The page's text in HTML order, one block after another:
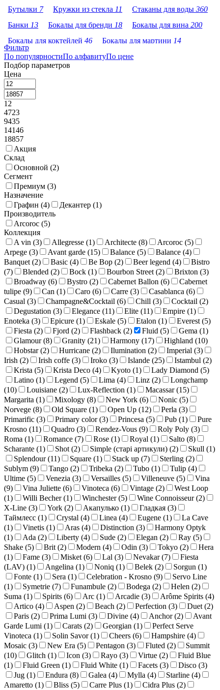
Бутылки 7 Кружки из стекла 11 Стаканы для воды 360
Банки 13 Бокалы для бренди 18 Бокалы для вина 200
Бокалы для коктейлей 46 Бокалы для мартини 14
Бокалы для пива 51 Бокалы для шампанского
Кувшины и графины
Стопки и рюмки
Фильтр
По популярностиПо алфавитуПо цене
Подбор параметров
Цена
12
4723
9435
14146
18857
Акция
Склад
Основной (2)
Сегмент
Премиум (3)
Назначение
Графин (4) Декантер (1)
Производитель
Arcoroc (5)
Коллекция
A vin (3) Allegresse (1) Architecte (8) Arcoroc (5)
Arpege (3) Avant garde (15) Balance (5) Balance (4)
Banquet (2) Basic (4) Be Bop (2) Beer legend (4)
Bistro
(7) Blended (2) Bock (1) Bourbon Street (2) Brixton (3)
Broadway (6) Bystro (2) Cabernet Ballon (6)
Cabernet
tulipe (9) Can (1) Caro (6) Carre (3) Casablanca (6)
Casual (3) Champagne&Cocktail (6) Chill (3) Cocktail (2)
Degustation (3) Elegance (11) Elite (11) Empire (1)
Enoteka (3) Epicure (1) Eskale (5) Etalon (1) Everest (5)
Fiesta (2) Fjord (2) Flashback (2) Fluid (5) Gema (1)
Glamour (8) Granity (21) Harmony (17) Highland (10)
Hobstar (2) Hurricane (2) Ilumination (2) Imperial (3)
Irish (2) Irish coffe (3) Iroko (3) Islande (25) Istambul (2)
Krista (5) Krista Deco (4) Kyoto (1) Lady Diamond (5)
Latino (1) Legend (5) Lima (4) Linz (2)
Longchamp
(10) Louisiane (2) Lux-Reflection (1) Macassar (15)
Margarita (1) Mixology (8) New York (6) Nonic (5)
Norvege (8) Old Square (1) Open Up (12) Perla (3)
Primarific (3) Primary color (3) Princesa (5) Pub (1)
Pure
Krosno (11) Quadro (3) Rendez-Vous (9) Roly Poly (3)
Roma (1) Romance (7) Rose (1) Royal (1) Salto (8)
Scharante (1) Shot (2) Simple (старі артикули) (2) Skull (1)
Splendour (11) Square (1) Stack up (7) Sterling (2)
Sublym (9) Tango (2) Tribeka (2) Tubo (1) Tulip (4)
Ultime (5) Venezia (3) Versailles (5) Villeneuve (5)
Vina
(9) Vina Juliette (6) Vinoteca (6) Vintage (2)
West Loop
(1) Willi Becher (1) Winchester (5) Wine Connoisseur (2)
X-Line (3) York (2) Акапулько (1) Гладкая (3)
Таймлесс (1) Crystal (4) Linea (4) Eugene (1)
La Cave
(1) Vinetis (1) Aras (4) Distinction (3)
Harmony Optyk
(1) Ada (2) Liberty (4) Sude (2) Elegan (2) Ray (5)
Shake (5) Brit (2) Modern (4) Odin (3) Tokyo (2)
Hera
(1) Fame (3) Misket (6) Lal (3) Nevakar (7)
Fiesta
(LAV) (1) Angelina (1) Noniq (1) Belek (2) Sorgun (1)
Fonte (1) Sera (1) Celebration - Krosno (9)
Servo Line
(1) Symetrie (7) Funambule (2) Bodega (2) Helen (2)
Suma (1) Spirits (6) Arc (1) Arcadie (3) Arôme Spirits (4)
Artico (4) Aspen (2) Beach (2) Perfection (3) Duet (2)
Paris (2) Prima Lumi (3) Divine (4) Anchor (2)
Avant
Garde Lumi (1) Carats (2) Georgian (1)
Perfect Serve
Vinoteca (1) Solin Savor (1) Cheers (6) Hampshire (4)
Mosaic (3) New Era (5) Pentagon (3) Fluted (2)
Summit
(10) Glitch (1) Icon (3) Rayo (3) Virtue (2)
Fluid Blue
(1) Fluid Green (1) Fluid White (1) Facets (3) Disco (3)
Jug (1) Endura (8) Galea (4) Mylla (4) Starline (4)
Amaretto (1) Bliss (5) Carre Plus (1) Cidra Plus (2)